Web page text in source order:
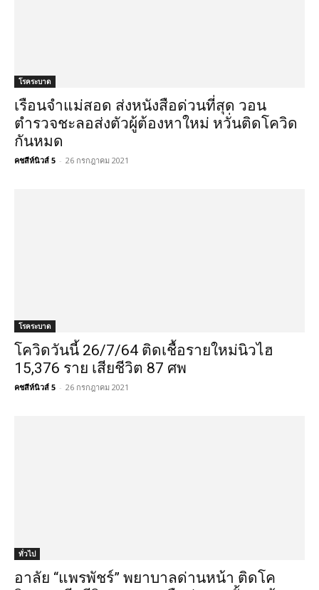
โรคระบาด
เรือนจำแม่สอด ส่งหนังสือด่วนที่สุด วอน
ตำรวจชะลอส่งตัวผู้ต้องหาใหม่ หวั่นติดโควิด
กันหมด
คชสีห์นิวส์ 5 - 26 กรกฎาคม 2021
โรคระบาด
โควิดวันนี้ 26/7/64 ติดเชื้อรายใหม่นิวไฮ
15,376 ราย เสียชีวิต 87 ศพ
คชสีห์นิวส์ 5 - 26 กรกฎาคม 2021
ทั่วไป
อาลัย “แพรพัชร์” พยาบาลด่านหน้า ติดโค